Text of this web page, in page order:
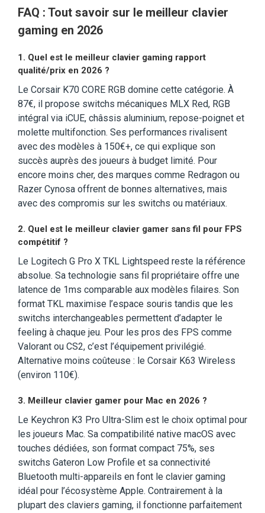
FAQ : Tout savoir sur le meilleur clavier
gaming en 2026
1. Quel est le meilleur clavier gaming rapport
qualité/prix en 2026 ?
Le Corsair K70 CORE RGB domine cette catégorie. À
87€, il propose switchs mécaniques MLX Red, RGB
intégral via iCUE, châssis aluminium, repose-poignet et
molette multifonction. Ses performances rivalisent
avec des modèles à 150€+, ce qui explique son
succès auprès des joueurs à budget limité. Pour
encore moins cher, des marques comme Redragon ou
Razer Cynosa offrent de bonnes alternatives, mais
avec des compromis sur les switchs ou matériaux.
2. Quel est le meilleur clavier gamer sans fil pour FPS
compétitif ?
Le Logitech G Pro X TKL Lightspeed reste la référence
absolue. Sa technologie sans fil propriétaire offre une
latence de 1ms comparable aux modèles filaires. Son
format TKL maximise l’espace souris tandis que les
switchs interchangeables permettent d’adapter le
feeling à chaque jeu. Pour les pros des FPS comme
Valorant ou CS2, c’est l’équipement privilégié.
Alternative moins coûteuse : le Corsair K63 Wireless
(environ 110€).
3. Meilleur clavier gamer pour Mac en 2026 ?
Le Keychron K3 Pro Ultra-Slim est le choix optimal pour
les joueurs Mac. Sa compatibilité native macOS avec
touches dédiées, son format compact 75%, ses
switchs Gateron Low Profile et sa connectivité
Bluetooth multi-appareils en font le clavier gaming
idéal pour l’écosystème Apple. Contrairement à la
plupart des claviers gaming, il fonctionne parfaitement